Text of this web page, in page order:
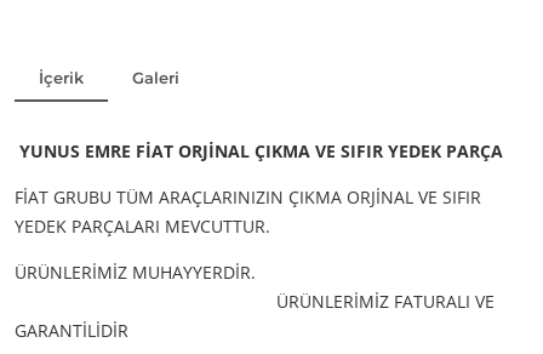
İçerik Galeri
YUNUS EMRE FİAT ORJİNAL ÇIKMA VE SIFIR YEDEK PARÇA
FİAT GRUBU TÜM ARAÇLARINIZIN ÇIKMA ORJİNAL VE SIFIR
YEDEK PARÇALARI MEVCUTTUR.
ÜRÜNLERİMİZ MUHAYYERDİR.
ÜRÜNLERİMİZ FATURALI VE
GARANTİLİDİR